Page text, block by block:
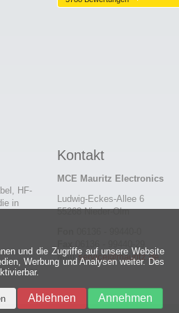
HF-
in
Kontakt
MCE Mauritz Electronics
Ludwig-Eckes-Allee 6
55268 Nieder-Olm
Mail service@mauritz.de
und die Zugriffe auf unsere Website
Werbung und Analysen weiter. Des
Annehmen
Ablehnen